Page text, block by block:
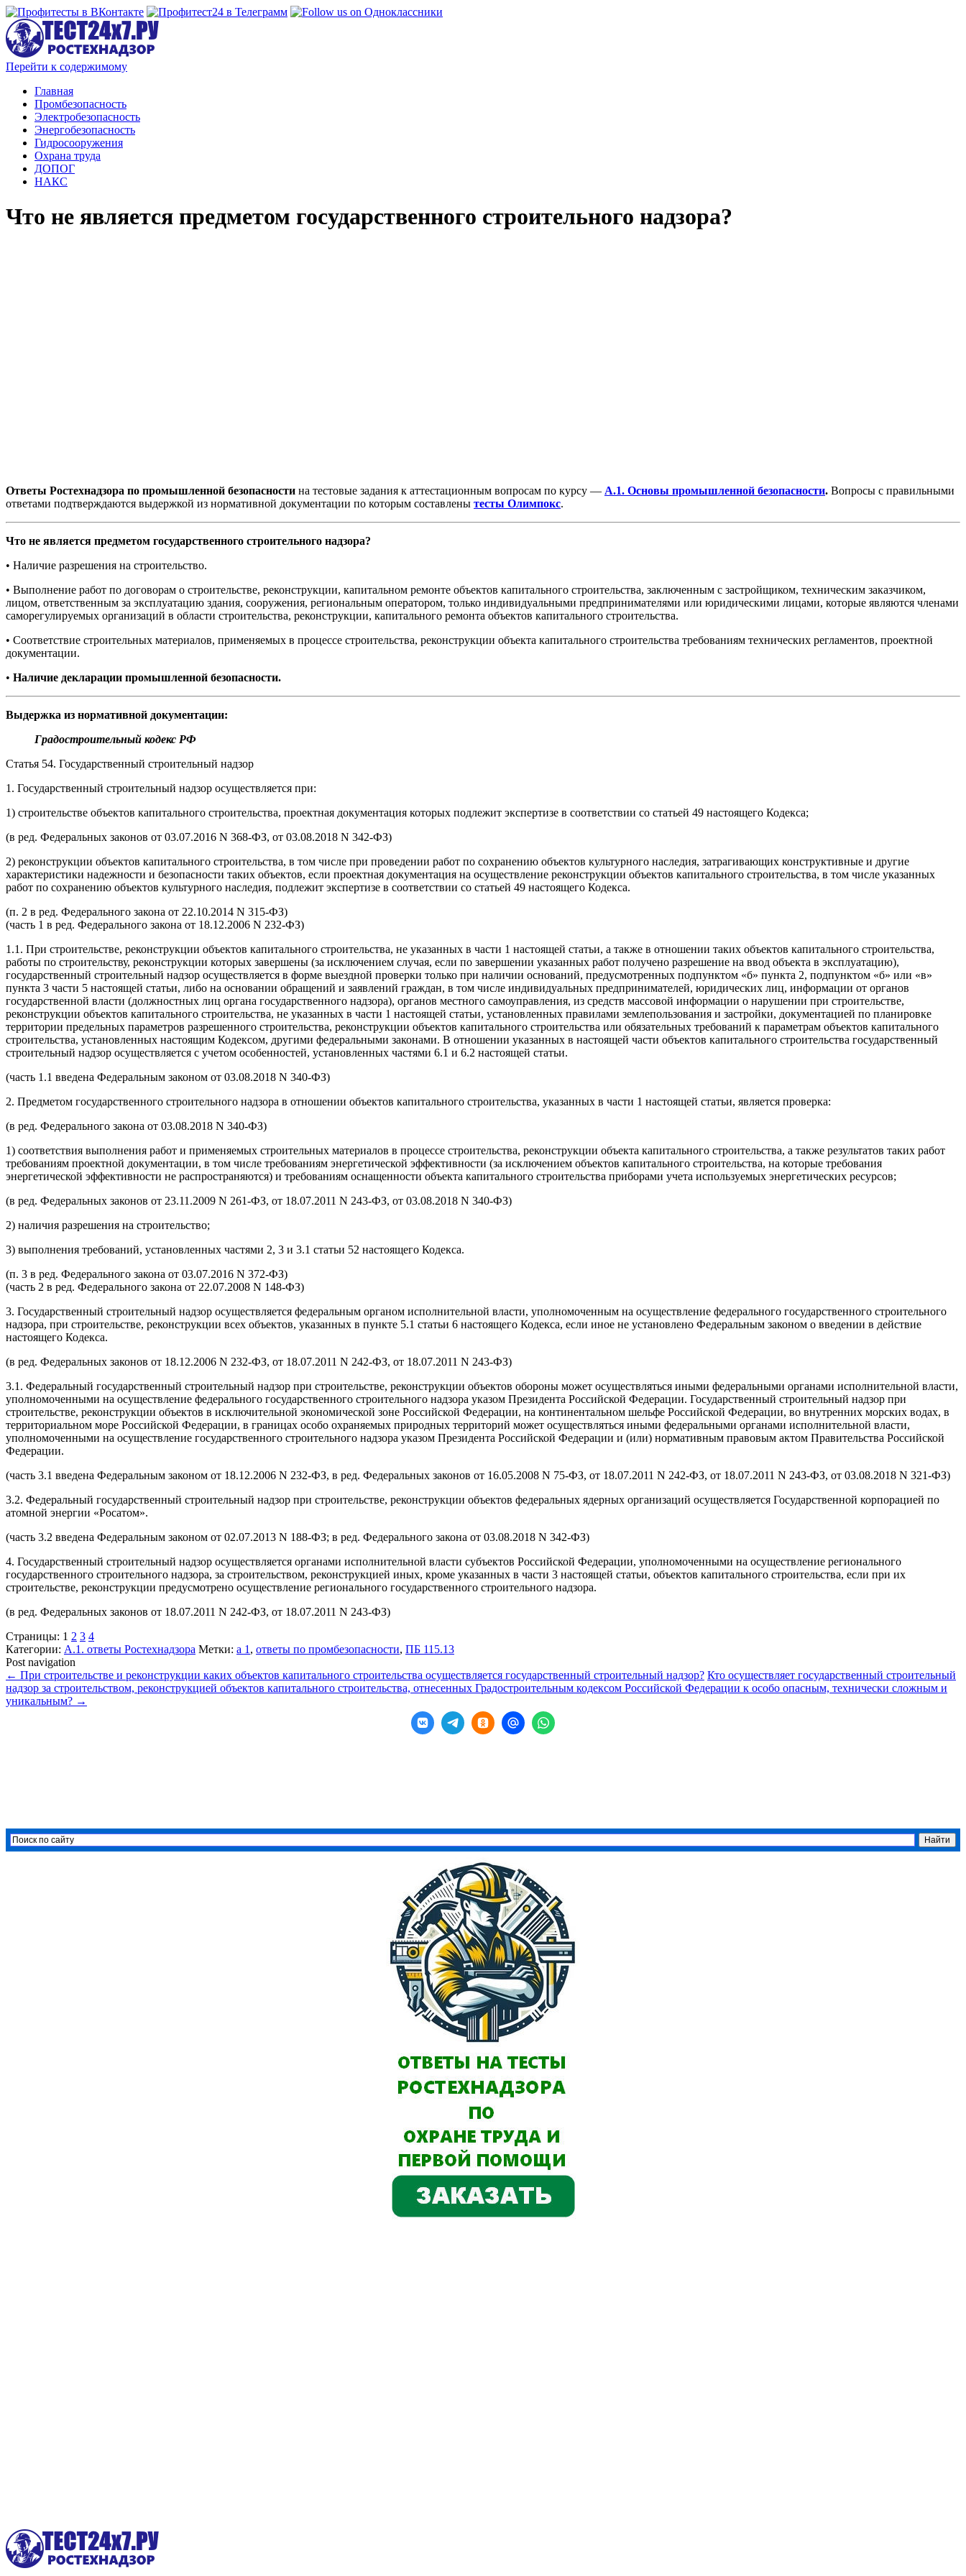
Перейти к содержимому
Главная
Промбезопасность
Электробезопасность
Энергобезопасность
Гидросооружения
Охрана труда
ДОПОГ
НАКС
Что не является предметом государственного строительного надзора?
Ответы Ростехнадзора по промышленной безопасности на тестовые задания к аттестационным вопросам по курсу — А.1. Основы промышленной безопасности. Вопросы с правильными
ответами подтверждаются выдержкой из нормативной документации по которым составлены тесты Олимпокс.
Что не является предметом государственного строительного надзора?
• Наличие разрешения на строительство.
• Выполнение работ по договорам о строительстве, реконструкции, капитальном ремонте объектов капитального строительства, заключенным с застройщиком, техническим заказчиком,
лицом, ответственным за эксплуатацию здания, сооружения, региональным оператором, только индивидуальными предпринимателями или юридическими лицами, которые являются членами
саморегулируемых организаций в области строительства, реконструкции, капитального ремонта объектов капитального строительства.
• Соответствие строительных материалов, применяемых в процессе строительства, реконструкции объекта капитального строительства требованиям технических регламентов, проектной
документации.
• Наличие декларации промышленной безопасности.
Выдержка из нормативной документации:
Градостроительный кодекс РФ
Статья 54. Государственный строительный надзор
1. Государственный строительный надзор осуществляется при:
1) строительстве объектов капитального строительства, проектная документация которых подлежит экспертизе в соответствии со статьей 49 настоящего Кодекса;
(в ред. Федеральных законов от 03.07.2016 N 368-ФЗ, от 03.08.2018 N 342-ФЗ)
2) реконструкции объектов капитального строительства, в том числе при проведении работ по сохранению объектов культурного наследия, затрагивающих конструктивные и другие
характеристики надежности и безопасности таких объектов, если проектная документация на осуществление реконструкции объектов капитального строительства, в том числе указанных
работ по сохранению объектов культурного наследия, подлежит экспертизе в соответствии со статьей 49 настоящего Кодекса.
(п. 2 в ред. Федерального закона от 22.10.2014 N 315-ФЗ)
(часть 1 в ред. Федерального закона от 18.12.2006 N 232-ФЗ)
1.1. При строительстве, реконструкции объектов капитального строительства, не указанных в части 1 настоящей статьи, а также в отношении таких объектов капитального строительства,
работы по строительству, реконструкции которых завершены (за исключением случая, если по завершении указанных работ получено разрешение на ввод объекта в эксплуатацию),
государственный строительный надзор осуществляется в форме выездной проверки только при наличии оснований, предусмотренных подпунктом «б» пункта 2, подпунктом «б» или «в»
пункта 3 части 5 настоящей статьи, либо на основании обращений и заявлений граждан, в том числе индивидуальных предпринимателей, юридических лиц, информации от органов
государственной власти (должностных лиц органа государственного надзора), органов местного самоуправления, из средств массовой информации о нарушении при строительстве,
реконструкции объектов капитального строительства, не указанных в части 1 настоящей статьи, установленных правилами землепользования и застройки, документацией по планировке
территории предельных параметров разрешенного строительства, реконструкции объектов капитального строительства или обязательных требований к параметрам объектов капитального
строительства, установленных настоящим Кодексом, другими федеральными законами. В отношении указанных в настоящей части объектов капитального строительства государственный
строительный надзор осуществляется с учетом особенностей, установленных частями 6.1 и 6.2 настоящей статьи.
(часть 1.1 введена Федеральным законом от 03.08.2018 N 340-ФЗ)
2. Предметом государственного строительного надзора в отношении объектов капитального строительства, указанных в части 1 настоящей статьи, является проверка:
(в ред. Федерального закона от 03.08.2018 N 340-ФЗ)
1) соответствия выполнения работ и применяемых строительных материалов в процессе строительства, реконструкции объекта капитального строительства, а также результатов таких работ
требованиям проектной документации, в том числе требованиям энергетической эффективности (за исключением объектов капитального строительства, на которые требования
энергетической эффективности не распространяются) и требованиям оснащенности объекта капитального строительства приборами учета используемых энергетических ресурсов;
(в ред. Федеральных законов от 23.11.2009 N 261-ФЗ, от 18.07.2011 N 243-ФЗ, от 03.08.2018 N 340-ФЗ)
2) наличия разрешения на строительство;
3) выполнения требований, установленных частями 2, 3 и 3.1 статьи 52 настоящего Кодекса.
(п. 3 в ред. Федерального закона от 03.07.2016 N 372-ФЗ)
(часть 2 в ред. Федерального закона от 22.07.2008 N 148-ФЗ)
3. Государственный строительный надзор осуществляется федеральным органом исполнительной власти, уполномоченным на осуществление федерального государственного строительного
надзора, при строительстве, реконструкции всех объектов, указанных в пункте 5.1 статьи 6 настоящего Кодекса, если иное не установлено Федеральным законом о введении в действие
настоящего Кодекса.
(в ред. Федеральных законов от 18.12.2006 N 232-ФЗ, от 18.07.2011 N 242-ФЗ, от 18.07.2011 N 243-ФЗ)
3.1. Федеральный государственный строительный надзор при строительстве, реконструкции объектов обороны может осуществляться иными федеральными органами исполнительной власти,
уполномоченными на осуществление федерального государственного строительного надзора указом Президента Российской Федерации. Государственный строительный надзор при
строительстве, реконструкции объектов в исключительной экономической зоне Российской Федерации, на континентальном шельфе Российской Федерации, во внутренних морских водах, в
территориальном море Российской Федерации, в границах особо охраняемых природных территорий может осуществляться иными федеральными органами исполнительной власти,
уполномоченными на осуществление государственного строительного надзора указом Президента Российской Федерации и (или) нормативным правовым актом Правительства Российской
Федерации.
(часть 3.1 введена Федеральным законом от 18.12.2006 N 232-ФЗ, в ред. Федеральных законов от 16.05.2008 N 75-ФЗ, от 18.07.2011 N 242-ФЗ, от 18.07.2011 N 243-ФЗ, от 03.08.2018 N 321-ФЗ)
3.2. Федеральный государственный строительный надзор при строительстве, реконструкции объектов федеральных ядерных организаций осуществляется Государственной корпорацией по
атомной энергии «Росатом».
(часть 3.2 введена Федеральным законом от 02.07.2013 N 188-ФЗ; в ред. Федерального закона от 03.08.2018 N 342-ФЗ)
4. Государственный строительный надзор осуществляется органами исполнительной власти субъектов Российской Федерации, уполномоченными на осуществление регионального
государственного строительного надзора, за строительством, реконструкцией иных, кроме указанных в части 3 настоящей статьи, объектов капитального строительства, если при их
строительстве, реконструкции предусмотрено осуществление регионального государственного строительного надзора.
(в ред. Федеральных законов от 18.07.2011 N 242-ФЗ, от 18.07.2011 N 243-ФЗ)
Страницы: 1 2 3 4
Категории: А.1. ответы Ростехнадзора Метки: а 1 , ответы по промбезопасности, ПБ 115.13
Post navigation
← При строительстве и реконструкции каких объектов капитального строительства осуществляется государственный строительный надзор? Кто осуществляет государственный строительный
надзор за строительством, реконструкцией объектов капитального строительства, отнесенных Градостроительным кодексом Российской Федерации к особо опасным, технически сложным и
уникальным? →